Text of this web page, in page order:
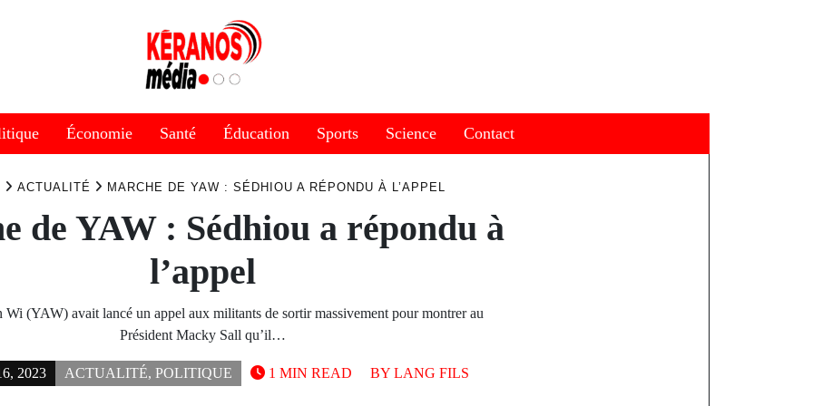
Économie Santé Éducation Sports Science Contact
ACTUALITÉ MARCHE DE YAW : SÉDHIOU A RÉPONDU À L’APPEL
de YAW : Sédhiou a répondu à
l’appel
(YAW) avait lancé un appel aux militants de sortir massivement pour montrer au
Président Macky Sall qu’il…
2023 ACTUALITÉ, POLITIQUE BY LANG FILS
1 MIN READ